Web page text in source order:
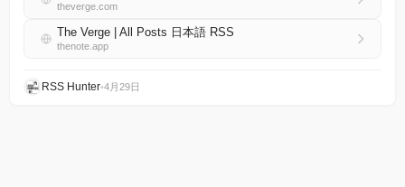
theverge.com
The Verge | All Posts 日本語 RSS
thenote.app
RSS Hunter•4月29日